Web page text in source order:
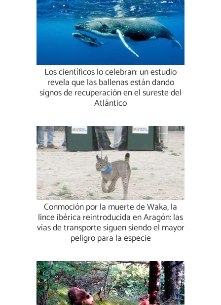
Los científicos lo celebran: un estudio
revela que las ballenas están dando
signos de recuperación en el sureste del
Atlántico
Conmoción por la muerte de Waka, la
lince ibérica reintroducida en Aragón: las
vías de transporte siguen siendo el mayor
peligro para la especie